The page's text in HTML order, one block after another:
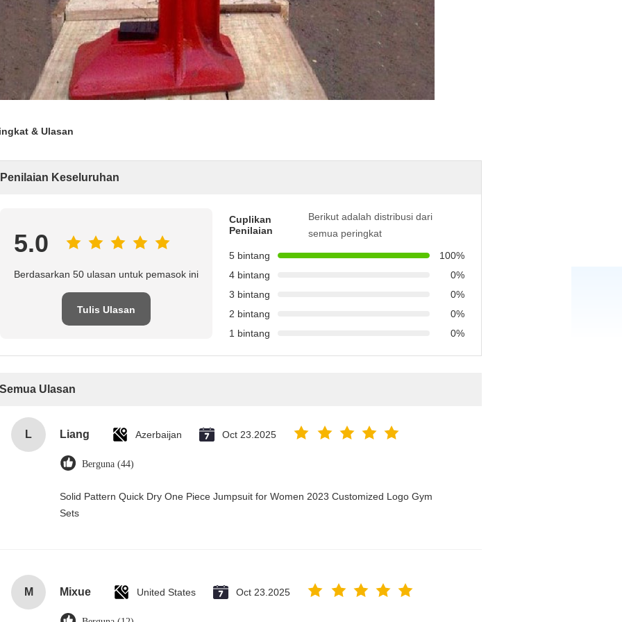
& Ulasan
Penilaian Keseluruhan
5.0
Berdasarkan 50 ulasan untuk pemasok ini
Tulis Ulasan
Cuplikan
Penilaian
Berikut adalah distribusi dari
semua peringkat
5 bintang
100%
4 bintang
0%
3 bintang
0%
2 bintang
0%
1 bintang
0%
Semua Ulasan
L Liang Azerbaijan Oct 23.2025
Berguna (44)
Solid Pattern Quick Dry One Piece Jumpsuit for Women 2023 Customized Logo Gym
Sets
M Mixue United States Oct 23.2025